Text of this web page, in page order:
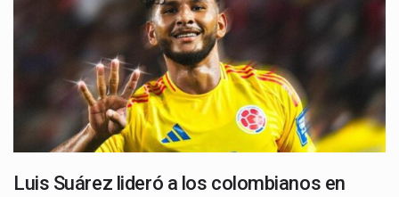
Luis Suárez lideró a los colombianos en